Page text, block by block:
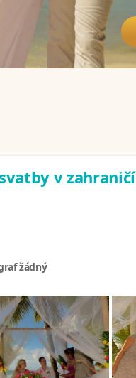
v zahraničí
žádný